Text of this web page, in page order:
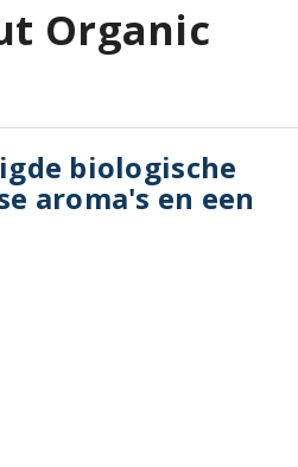
Organic
biologische
aroma's en een